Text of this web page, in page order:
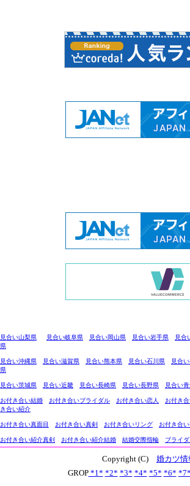
見合い山梨県 見合い岐阜県 見合い岡山県 見合い岩手県
見合
県
見合い沖縄県 見合い滋賀県 見合い熊本県 見合い石川県
見合
県
見合い茨城県 見合い近畿 見合い長崎県 見合い長野県 見合い
お付き合い結婚 お付き合いブライダル お付き合い恋人
お付き
き合い紹介
お付き合い真面目 お付き合い真剣 お付き合いリング お付き合
お付き合い紹介真剣 お付き合い紹介結婚 結婚交際指輪 ブライ
Copyright (C) 婚カツ
GROP*1* *2* *3* *4* *5* *6*